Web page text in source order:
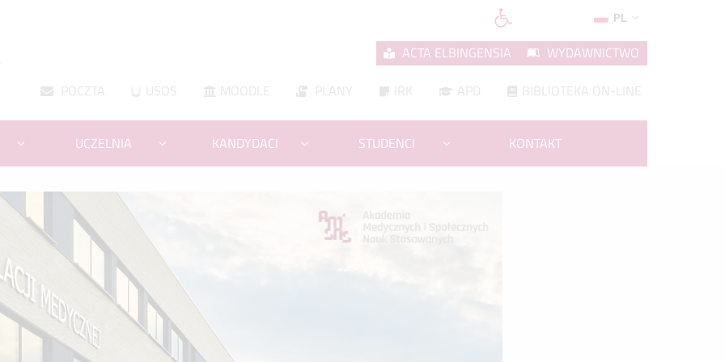
PL
POCZTA USOS MOODLE PLANY IRK APD BIBLIOTEKA ON-LINE
ACTA ELBINGENSIA WYDAWNICTWO
UCZELNIA KANDYDACI STUDENCI KONTAKT